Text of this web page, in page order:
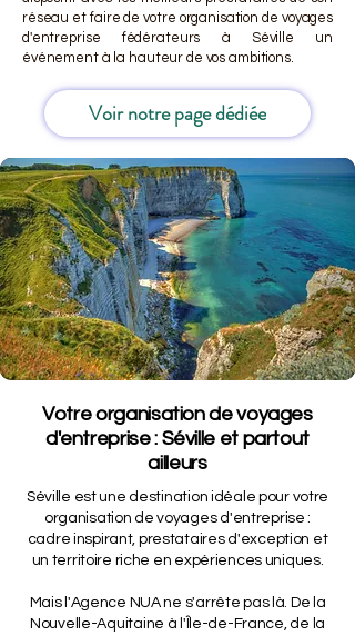
réseau et faire de votre organisation de voyages
d'entreprise fédérateurs à Séville un
événement à la hauteur de vos ambitions.
Voir notre page dédiée
Votre organisation de voyages
d'entreprise : Séville et partout
ailleurs
Séville est une destination idéale pour votre
organisation de voyages d'entreprise :
cadre inspirant, prestataires d'exception et
un territoire riche en expériences uniques.
Mais l'Agence NUA ne s'arrête pas là. De la
Nouvelle-Aquitaine à l'Île-de-France, de la